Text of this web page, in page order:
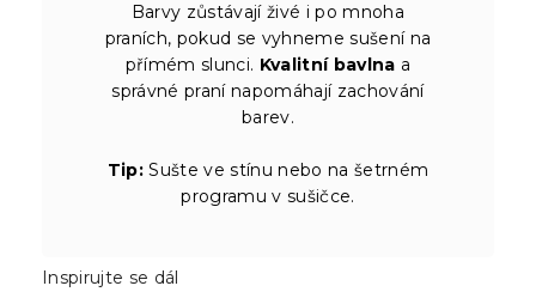
Barvy zůstávají živé i po mnoha
praních, pokud se vyhneme sušení na
přímém slunci. Kvalitní bavlna a
správné praní napomáhají zachování
barev.
Tip: Sušte ve stínu nebo na šetrném
programu v sušičce.
Inspirujte se dál